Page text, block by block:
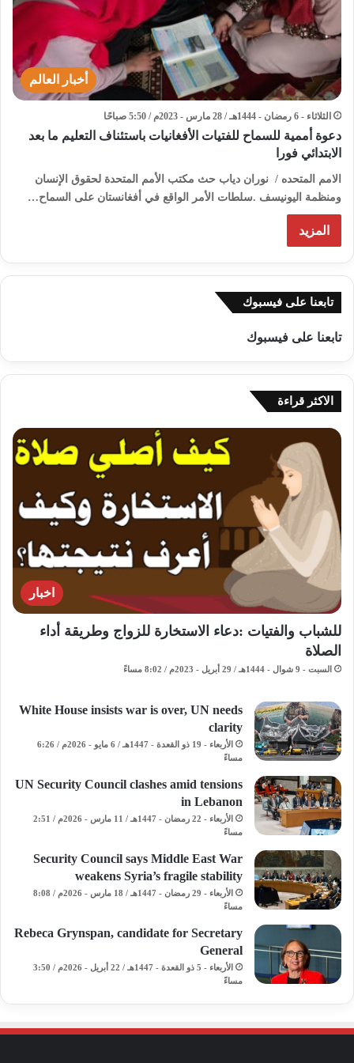
أخبار العالم
الثلاثاء - 6 رمضان - 1444هـ / 28 مارس - 2023م / 5:50 صباحًا
دعوة أممية للسماح للفتيات الأفغانيات باستئناف التعليم ما بعد
الابتدائي فورا
الامم المتحده / نوران دياب حث مكتب الأمم المتحدة لحقوق الإنسان
ومنظمة اليونيسف .سلطات الأمر الواقع في أفغانستان على السماح…
المزيد
تابعنا على فيسبوك
تابعنا على فيسبوك
الاكثر قراءة
اخبار
للشباب والفتيات :دعاء الاستخارة للزواج وطريقة أداء
الصلاة
السبت - 9 شوال - 1444هـ / 29 أبريل - 2023م / 8:02 مساءً
White House insists war is over, UN needs
clarity
الأربعاء - 19 ذو القعدة - 1447هـ / 6 مايو - 2026م / 6:26
مساءً
UN Security Council clashes amid tensions
in Lebanon
الأربعاء - 22 رمضان - 1447هـ / 11 مارس - 2026م / 2:51
مساءً
Security Council says Middle East War
weakens Syria’s fragile stability
الأربعاء - 29 رمضان - 1447هـ / 18 مارس - 2026م / 8:08
مساءً
Rebeca Grynspan, candidate for Secretary
General
الأربعاء - 5 ذو القعدة - 1447هـ / 22 أبريل - 2026م / 3:50
مساءً